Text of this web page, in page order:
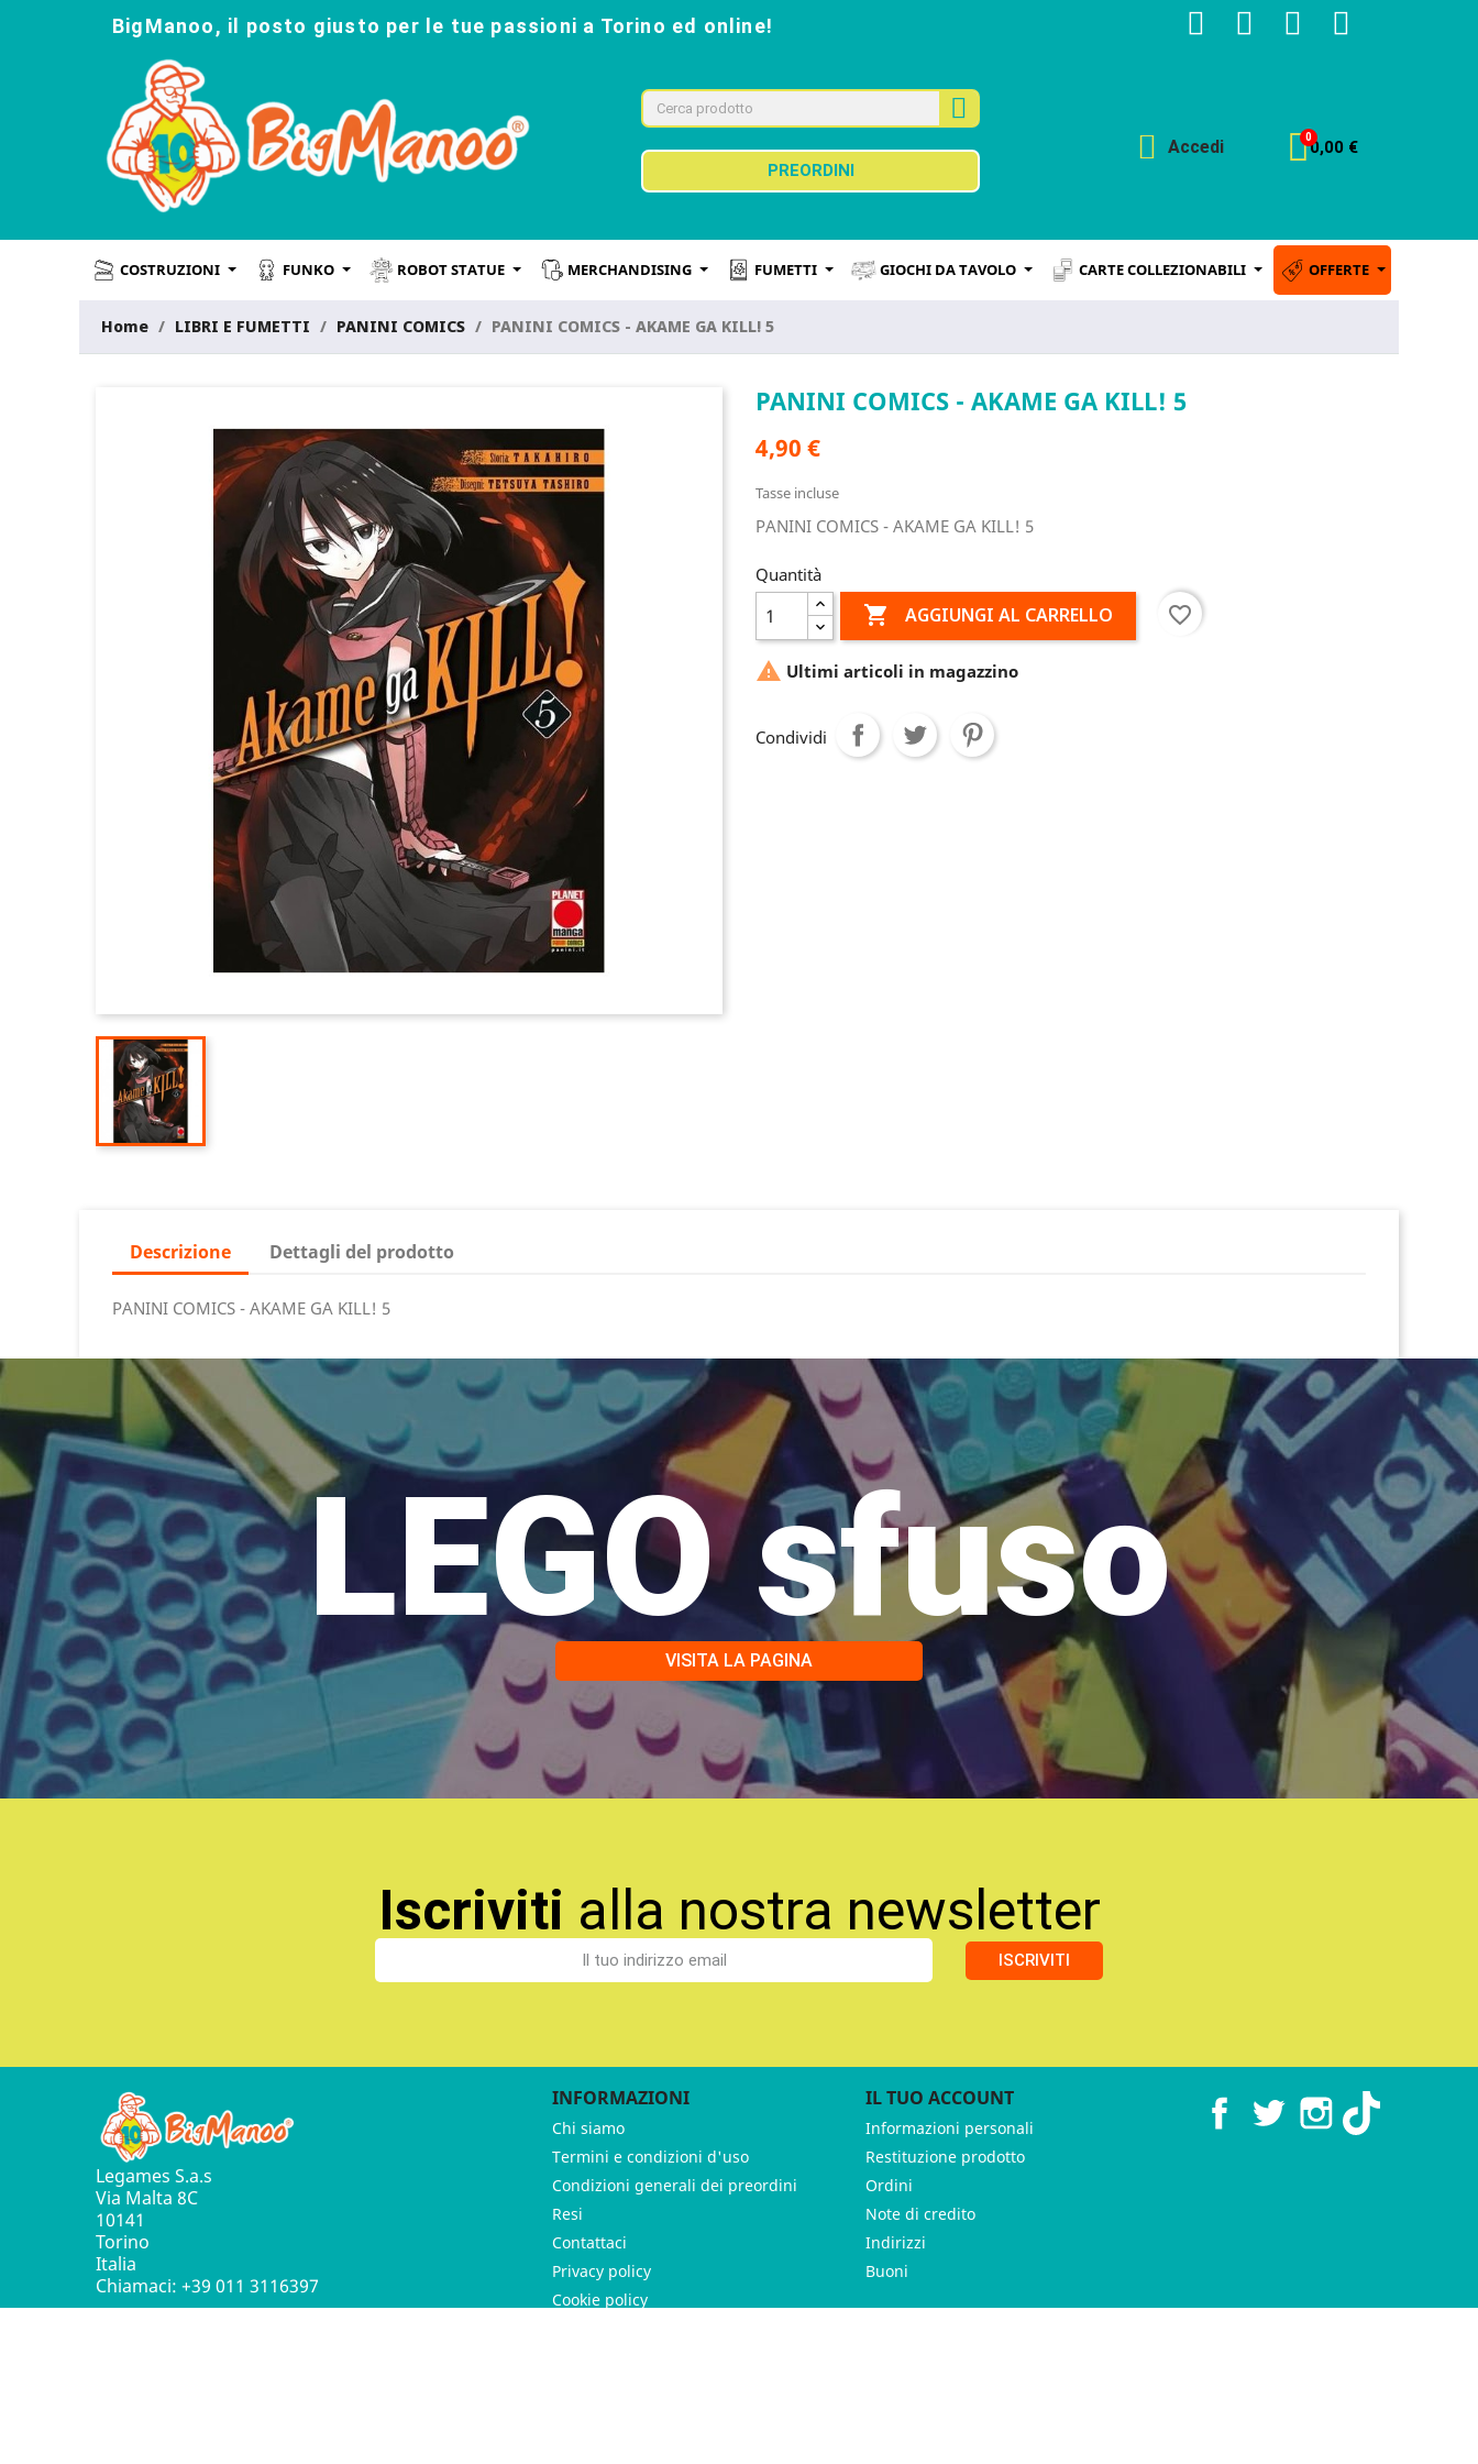
BigManoo, il posto giusto per le tue passioni a Torino ed online!
PREORDINI
Accedi 0,00 €
COSTRUZIONI FUNKO ROBOT STATUE MERCHANDISING FUMETTI GIOCHI DA TAVOLO CARTE COLLEZIONABILI OFFERTE
Home LIBRI E FUMETTI PANINI COMICS PANINI COMICS - AKAME GA KILL! 5
PANINI COMICS - AKAME GA KILL! 5
4,90 €
Tasse incluse
PANINI COMICS - AKAME GA KILL! 5
Quantità
 AGGIUNGI AL CARRELLO favorite_border
 Ultimi articoli in magazzino
Condividi
Descrizione Dettagli del prodotto
PANINI COMICS - AKAME GA KILL! 5
LEGO sfuso
VISITA LA PAGINA
Iscriviti alla nostra newsletter
ISCRIVITI
Legames S.a.s
Via Malta 8C
10141
Torino
Italia
Chiamaci: +39 011 3116397
INFORMAZIONI
Chi siamo
Termini e condizioni d'uso
Condizioni generali dei preordini
Resi
Contattaci
Privacy policy
Cookie policy
IL TUO ACCOUNT
Informazioni personali
Restituzione prodotto
Ordini
Note di credito
Indirizzi
Buoni
FacebookTwitter Instagram